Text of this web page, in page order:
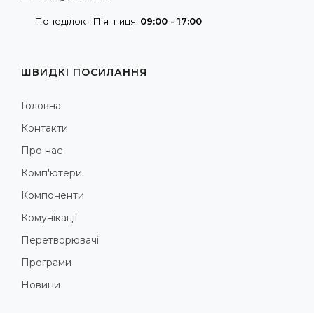
Понеділок - П'ятниця: 09:00 - 17:00
ШВИДКІ ПОСИЛАННЯ
Головна
Контакти
Про нас
Комп'ютери
Компоненти
Комунікації
Перетворювачі
Програми
Новини